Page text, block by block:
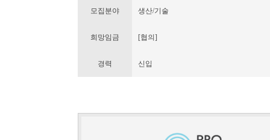
모집분야 생산/기술
희망임금 [협의]
경력 신입